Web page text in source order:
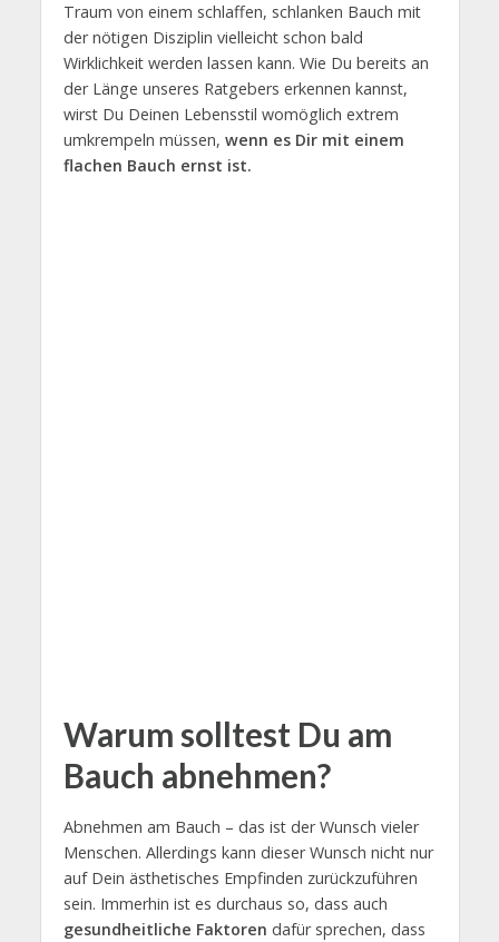
Traum von einem schlaffen, schlanken Bauch mit
der nötigen Disziplin vielleicht schon bald
Wirklichkeit werden lassen kann. Wie Du bereits an
der Länge unseres Ratgebers erkennen kannst,
wirst Du Deinen Lebensstil womöglich extrem
umkrempeln müssen, wenn es Dir mit einem
flachen Bauch ernst ist.
Warum solltest Du am
Bauch abnehmen?
Abnehmen am Bauch – das ist der Wunsch vieler
Menschen. Allerdings kann dieser Wunsch nicht nur
auf Dein ästhetisches Empfinden zurückzuführen
sein. Immerhin ist es durchaus so, dass auch
gesundheitliche Faktoren dafür sprechen, dass